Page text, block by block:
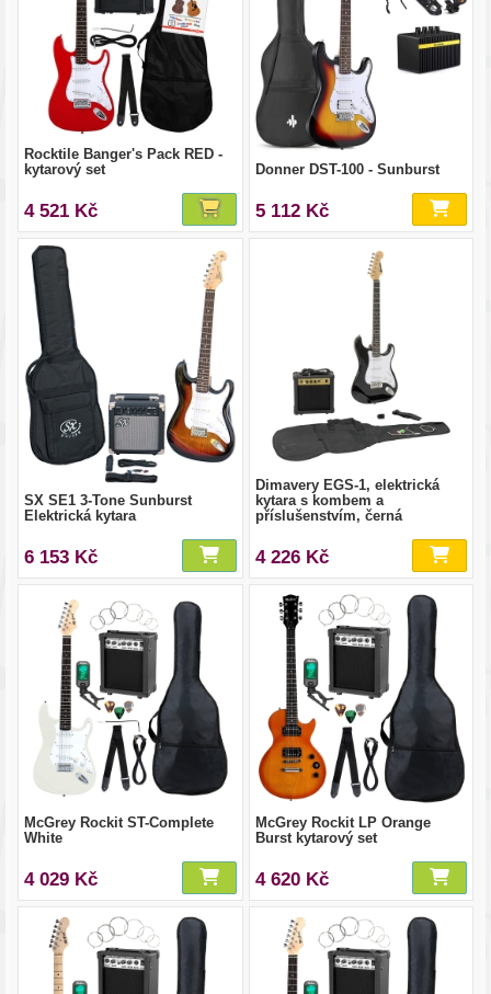
Rocktile Banger's Pack RED -
kytarový set
4 521 Kč
Donner DST-100 - Sunburst
5 112 Kč
SX SE1 3-Tone Sunburst
Elektrická kytara
6 153 Kč
Dimavery EGS-1, elektrická
kytara s kombem a
příslušenstvím, černá
4 226 Kč
McGrey Rockit ST-Complete
White
4 029 Kč
McGrey Rockit LP Orange
Burst kytarový set
4 620 Kč